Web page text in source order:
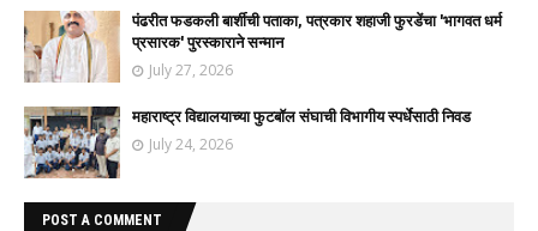
पंढरीत फडकली बार्शीची पताका, पत्रकार शहाजी फुरडेंचा 'भागवत धर्म
प्रसारक' पुरस्काराने सन्मान
July 27, 2026
महाराष्ट्र विद्यालयाच्या फुटबॉल संघाची विभागीय स्पर्धेसाठी निवड
July 24, 2026
POST A COMMENT